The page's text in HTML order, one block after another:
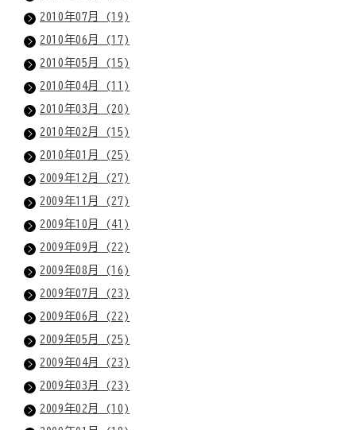
2010年07月 (19)
2010年06月 (17)
2010年05月 (15)
2010年04月 (11)
2010年03月 (20)
2010年02月 (15)
2010年01月 (25)
2009年12月 (27)
2009年11月 (27)
2009年10月 (41)
2009年09月 (22)
2009年08月 (16)
2009年07月 (23)
2009年06月 (22)
2009年05月 (25)
2009年04月 (23)
2009年03月 (23)
2009年02月 (10)